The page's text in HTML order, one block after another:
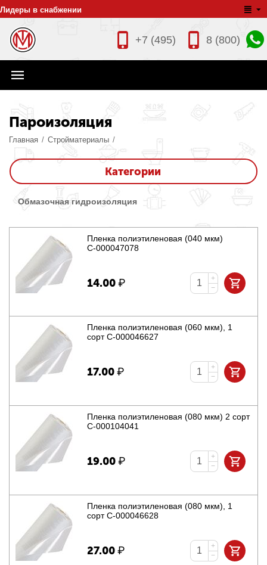
Лидеры в снабжении
8 (800)
+7 (495)
Пароизоляция
Главная / Стройматериалы /
Категории
Обмазочная гидроизоляция
Пленка полиэтиленовая (040 мкм)
С-000047078
14.00₽
+
−
Пленка полиэтиленовая (060 мкм), 1
сорт С-000046627
17.00₽
+
−
Пленка полиэтиленовая (080 мкм) 2 сорт
С-000104041
19.00₽
+
−
Пленка полиэтиленовая (080 мкм), 1
сорт С-000046628
27.00₽
+
−